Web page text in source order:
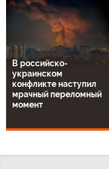
В российско-
украинском
конфликте наступил
мрачный переломный
момент